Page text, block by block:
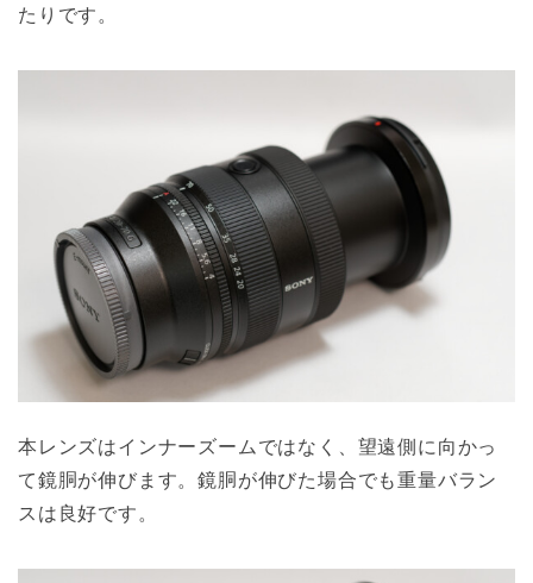
たりです。
本レンズはインナーズームではなく、望遠側に向かっ
て鏡胴が伸びます。鏡胴が伸びた場合でも重量バラン
スは良好です。